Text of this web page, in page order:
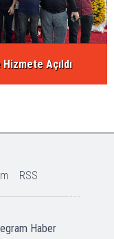
Açıldı
RSS
Haber